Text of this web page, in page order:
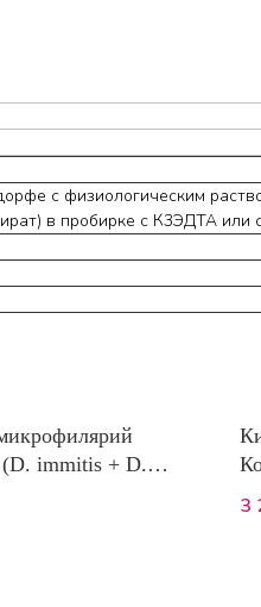
с физиологическим
в пробирке с К3ЭДТА или
immitis + D.
3